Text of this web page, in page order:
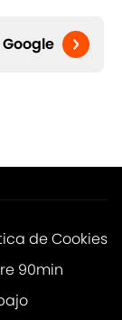
Google
de Cookies
90min